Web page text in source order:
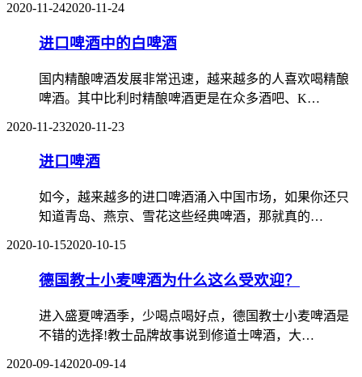
2020-11-242020-11-24
进口啤酒中的白啤酒
国内精酿啤酒发展非常迅速，越来越多的人喜欢喝精酿
啤酒。其中比利时精酿啤酒更是在众多酒吧、K…
2020-11-232020-11-23
进口啤酒
如今，越来越多的进口啤酒涌入中国市场，如果你还只
知道青岛、燕京、雪花这些经典啤酒，那就真的…
2020-10-152020-10-15
德国教士小麦啤酒为什么这么受欢迎？
进入盛夏啤酒季，少喝点喝好点，德国教士小麦啤酒是
不错的选择!教士品牌故事说到修道士啤酒，大…
2020-09-142020-09-14